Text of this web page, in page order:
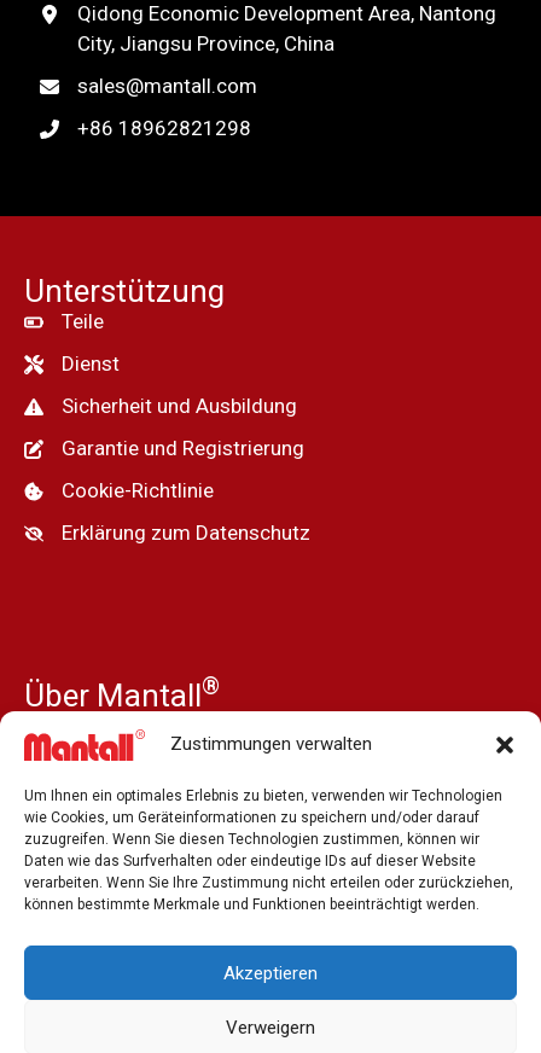
Zustimmungen verwalten
Um Ihnen ein optimales Erlebnis zu bieten, verwenden wir Technologien
wie Cookies, um Geräteinformationen zu speichern und/oder darauf
zuzugreifen. Wenn Sie diesen Technologien zustimmen, können wir
Daten wie das Surfverhalten oder eindeutige IDs auf dieser Website
verarbeiten. Wenn Sie Ihre Zustimmung nicht erteilen oder zurückziehen,
können bestimmte Merkmale und Funktionen beeinträchtigt werden.
Akzeptieren
Verweigern
Qidong Economic Development Area, Nantong
City, Jiangsu Province, China
sales@mantall.com
+86 18962821298
Unterstützung
Teile
Dienst
Sicherheit und Ausbildung
Garantie und Registrierung
Cookie-Richtlinie
Erklärung zum Datenschutz
Über Mantall®
Unsere Geschichte
Nachrichten
Presse und Medien
Unsere Händler
Stellenausschreibung